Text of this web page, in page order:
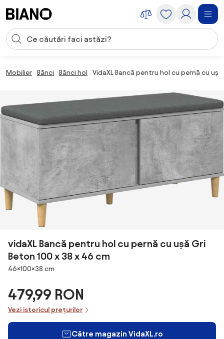
Introducerea căutării
Mobilier Bănci Bănci hol VidaXL Bancă pentru hol cu pernă cu
vidaXL Bancă pentru hol cu pernă cu ușă Gri
Beton 100 x 38 x 46 cm
Dimensiuni
46×100×38 cm
479,99 RON
Vezi istoricul prețurilor
Către magazin VidaXL.ro